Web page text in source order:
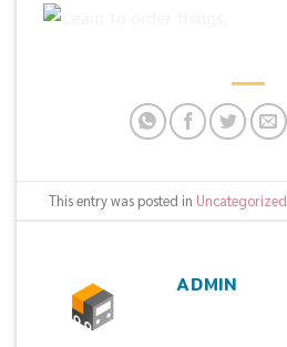
This entry was posted in Uncategorized
ADMIN